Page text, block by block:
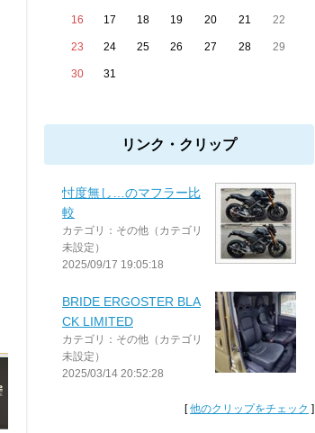
16 17 18 19 20 21 22
23 24 25 26 27 28 29
30 31
リンク・クリップ
忖度無し…のマフラー比
較
カテゴリ：その他（カテゴリ
未設定）
2025/09/17 19:05:18
BRIDE ERGOSTER BLA
CK LIMITED
カテゴリ：その他（カテゴリ
未設定）
2025/03/14 20:52:28
[他のクリップをチェック ]